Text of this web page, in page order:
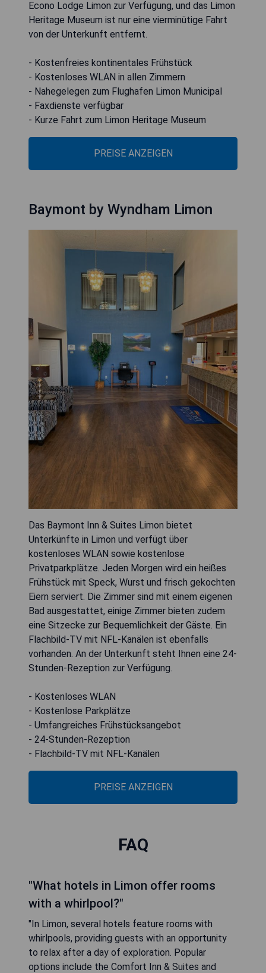
Econo Lodge Limon zur Verfügung, und das Limon
Heritage Museum ist nur eine vierminütige Fahrt
von der Unterkunft entfernt.
- Kostenfreies kontinentales Frühstück
- Kostenloses WLAN in allen Zimmern
- Nahegelegen zum Flughafen Limon Municipal
- Faxdienste verfügbar
- Kurze Fahrt zum Limon Heritage Museum
PREISE ANZEIGEN
Baymont by Wyndham Limon
Das Baymont Inn & Suites Limon bietet
Unterkünfte in Limon und verfügt über
kostenloses WLAN sowie kostenlose
Privatparkplätze. Jeden Morgen wird ein heißes
Frühstück mit Speck, Wurst und frisch gekochten
Eiern serviert. Die Zimmer sind mit einem eigenen
Bad ausgestattet, einige Zimmer bieten zudem
eine Sitzecke zur Bequemlichkeit der Gäste. Ein
Flachbild-TV mit NFL-Kanälen ist ebenfalls
vorhanden. An der Unterkunft steht Ihnen eine 24-
Stunden-Rezeption zur Verfügung.
- Kostenloses WLAN
- Kostenlose Parkplätze
- Umfangreiches Frühstücksangebot
- 24-Stunden-Rezeption
- Flachbild-TV mit NFL-Kanälen
PREISE ANZEIGEN
FAQ
"What hotels in Limon offer rooms
with a whirlpool?"
"In Limon, several hotels feature rooms with
whirlpools, providing guests with an opportunity
to relax after a day of exploration. Popular
options include the Comfort Inn & Suites and